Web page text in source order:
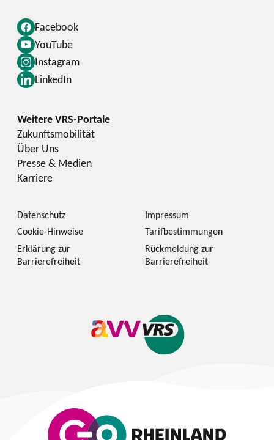
Facebook
YouTube
Instagram
LinkedIn
Zukunftsmobilität
Über Uns
Presse & Medien
Karriere
Datenschutz
Impressum
Cookie-Hinweise
Tarifbestimmungen
Erklärung zur
Barrierefreiheit
Rückmeldung zur
Barrierefreiheit